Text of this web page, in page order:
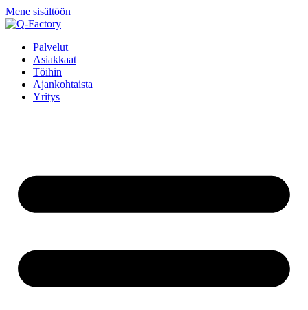
Mene sisältöön
Palvelut
Asiakkaat
Töihin
Ajankohtaista
Yritys